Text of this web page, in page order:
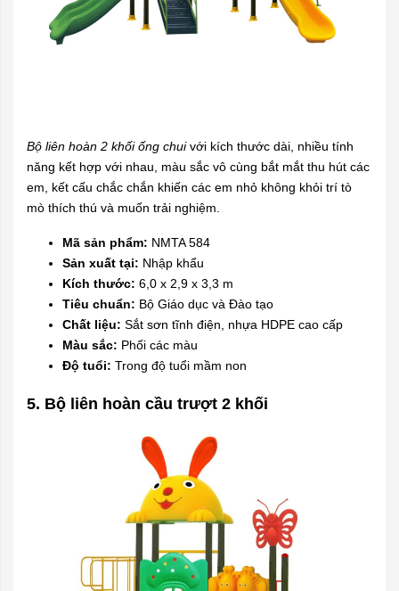
Bộ liên hoàn 2 khối ống chuivới kích thước dài, nhiều tính
năng kết hợp với nhau, màu sắc vô cùng bắt mắt thu hút các
em, kết cấu chắc chắn khiến các em nhỏ không khỏi trí tò
mò thích thú và muốn trải nghiệm.
Mã sản phẩm: NMTA 584
Sản xuất tại: Nhập khẩu
Kích thước: 6,0 x 2,9 x 3,3 m
Tiêu chuẩn: Bộ Giáo dục và Đào tạo
Chất liệu: Sắt sơn tĩnh điện, nhựa HDPE cao cấp
Màu sắc: Phối các màu
Độ tuổi: Trong độ tuổi mầm non
5. Bộ liên hoàn cầu trượt 2 khối